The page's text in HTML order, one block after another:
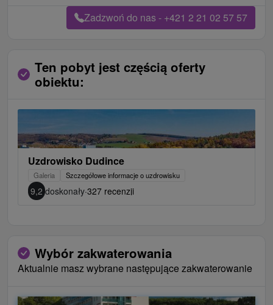
Zadzwoń do nas - +421 2 21 02 57 57
Ten pobyt jest częścią oferty
obiektu:
Uzdrowisko Dudince
Galeria Szczegółowe informacje o uzdrowisku
9,2 doskonały·327 recenzji
Wybór zakwaterowania
Aktualnie masz wybrane następujące zakwaterowanie